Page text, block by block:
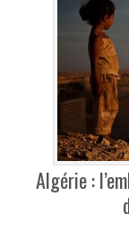
Algérie :